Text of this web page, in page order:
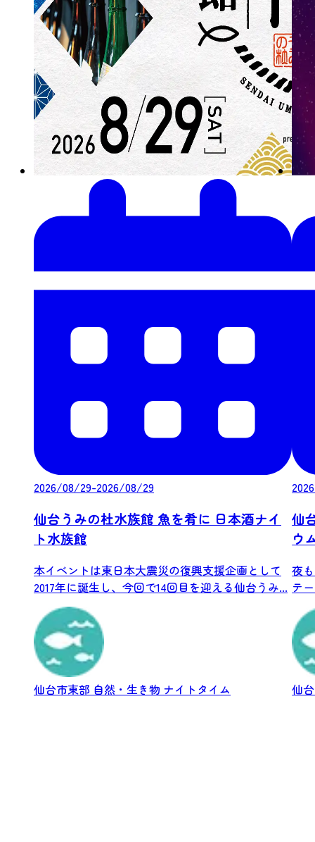
2026/08/29-2026/08/29
仙台うみの杜水族館 魚を肴に 日本酒ナイ
ト水族館
本イベントは東日本大震災の復興支援企画として
2017年に誕生し、今回で14回目を迎える仙台うみ...
仙台市東部 自然・生き物 ナイトタイム
仙
ウ
夜
テ
仙